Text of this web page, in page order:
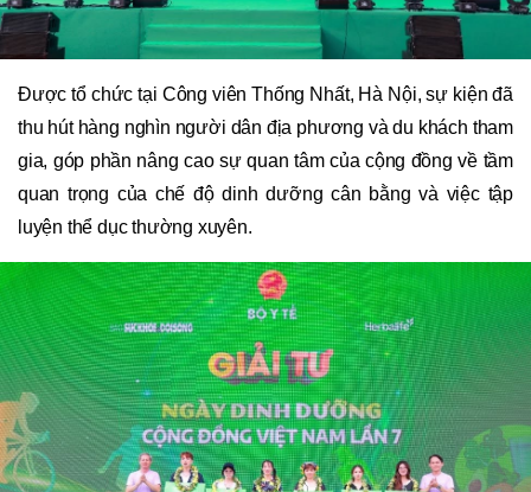
Được tổ chức tại Công viên Thống Nhất, Hà Nội, sự kiện đã
thu hút hàng nghìn người dân địa phương và du khách tham
gia, góp phần nâng cao sự quan tâm của cộng đồng về tầm
quan trọng của chế độ dinh dưỡng cân bằng và việc tập
luyện thể dục thường xuyên.